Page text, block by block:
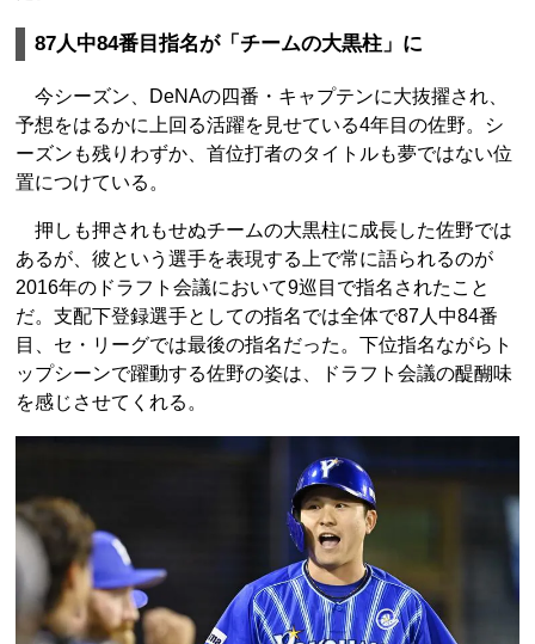
87人中84番目指名が「チームの大黒柱」に
今シーズン、DeNAの四番・キャプテンに大抜擢され、
予想をはるかに上回る活躍を見せている4年目の佐野。シ
ーズンも残りわずか、首位打者のタイトルも夢ではない位
置につけている。
押しも押されもせぬチームの大黒柱に成長した佐野では
あるが、彼という選手を表現する上で常に語られるのが
2016年のドラフト会議において9巡目で指名されたこと
だ。支配下登録選手としての指名では全体で87人中84番
目、セ・リーグでは最後の指名だった。下位指名ながらト
ップシーンで躍動する佐野の姿は、ドラフト会議の醍醐味
を感じさせてくれる。